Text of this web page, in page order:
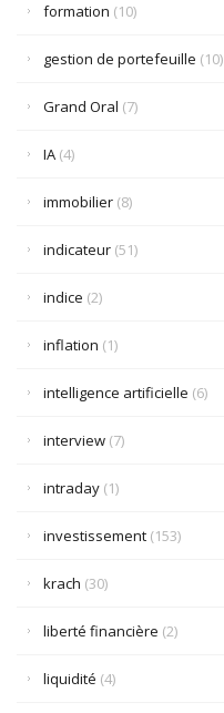
formation (10)
gestion de portefeuille (10)
Grand Oral (7)
IA (4)
immobilier (8)
indicateur (51)
indice (2)
inflation (1)
intelligence artificielle (6)
interview (7)
intraday (1)
investissement (153)
krach (30)
liberté financière (2)
liquidité (4)